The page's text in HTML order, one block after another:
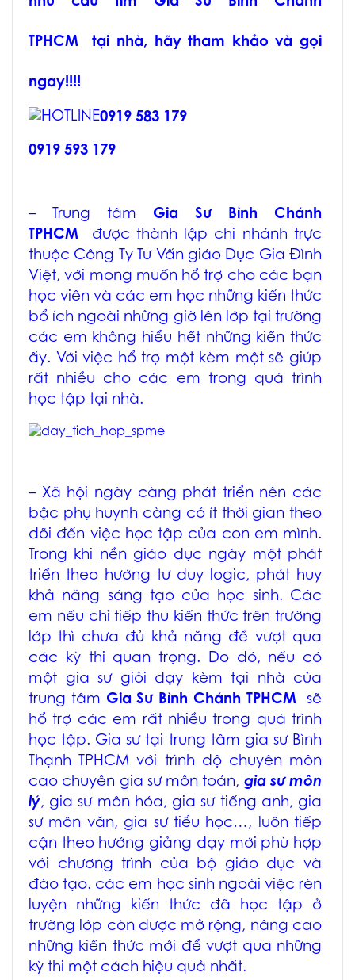
TPHCM tại nhà, hãy tham khảo và gọi
ngay!!!!
0919 583 179
0919 593 179
– Trung tâm Gia Sư Bình Chánh
TPHCM
được thành lập chi nhánh trực
thuộc Công Ty Tư Vấn giáo Dục Gia Đình
Việt, với mong muốn hổ trợ cho các bạn
học viên và các em học những kiến thức
bổ ích ngoài những giờ lên lớp tại trường
các em không hiểu hết những kiến thức
ấy. Với việc hổ trợ một kèm một sẽ giúp
rất nhiều cho các em trong quá trình
học tập tại nhà.
– Xã hội ngày càng phát triển nên các
bậc phụ huynh càng có ít thời gian theo
dõi đến việc học tập của con em mình.
Trong khi nền giáo dục ngày một phát
triển theo hướng tư duy logic, phát huy
khả năng sáng tạo của học sinh. Các
em nếu chỉ tiếp thu kiến thức trên trường
lớp thì chưa đủ khả năng để vượt qua
các kỳ thi quan trọng. Do đó, nếu có
một gia sư giỏi dạy kèm tại nhà của
trung tâm Gia Sư Bình Chánh TPHCM
sẽ
hổ trợ các em rất nhiều trong quá trình
học tập. Gia sư tại trung tâm gia sư Bình
Thạnh TPHCM với trình độ chuyên môn
cao chuyên gia sư môn toán, gia sư môn
lý, gia sư môn hóa, gia sư tiếng anh, gia
sư môn văn, gia sư tiểu học…, luôn tiếp
cận theo hướng giảng dạy mới phù hợp
với chương trình của bộ giáo dục và
đào tạo. các em học sinh ngoài việc rèn
luyện những kiến thức đã học tập ở
trường lớp còn được mở rộng, nâng cao
những kiến thức mới để vượt qua những
kỳ thi một cách hiệu quả nhất.